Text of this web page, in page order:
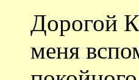
Дорогой
меня